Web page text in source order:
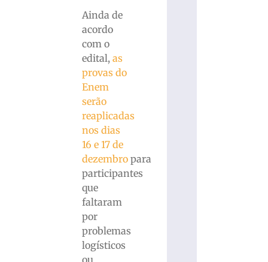
Ainda de
acordo
com o
edital,as
provas do
Enem
serão
reaplicadas
nos dias
16 e 17 de
dezembro para
participantes
que
faltaram
por
problemas
logísticos
ou